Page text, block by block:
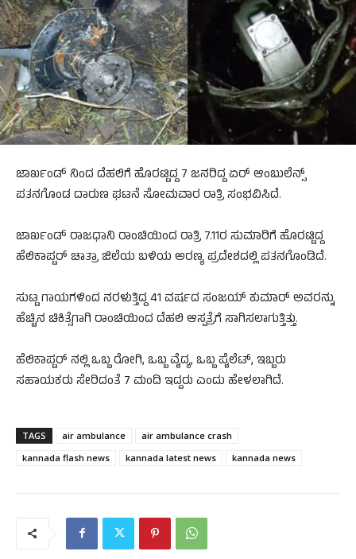
ಜಾರ್ಖಂಡ್‌ ನಿಂದ ದೆಹಲಿಗೆ ಹೊರಟ್ಟಿದ್ದ 7 ಜನರಿದ್ದ ಏರ್‌ ಆಂಬುಲೆನ್ಸ್‌
ಪತನಗೊಂಡ ದಾರುಣ ಘಟನೆ ಸೋಮವಾರ ರಾತ್ರಿ ಸಂಭವಿಸಿದೆ.
ಜಾರ್ಖಂಡ್‌ ರಾಜಧಾನಿ ರಾಂಚಿಯಿಂದ ರಾತ್ರಿ 7.11ರ ಸುಮಾರಿಗೆ ಹೊರಟ್ಟಿದ್ದ
ಹೆಲಿಕಾಪ್ಟರ್‌ ಚಾತ್ರಾ ಜಿಲೆಯ ಬಳಿಯ ಅರಣ್ಯ ಪ್ರದೇಶದಲ್ಲಿ ಪತನಗೊಂಡಿದೆ.
ಸುಟ್ಟ ಗಾಯಗಳಿಂದ ನರಳುತ್ತಿದ್ದ 41 ವರ್ಷದ ಸಂಜಯ್‌ ಕುಮಾರ್‌ ಅವರನ್ನು
ಹೆಚ್ಚಿನ ಚಿಕಿತ್ಸೆಗಾಗಿ ರಾಂಚಿಯಿಂದ ದೆಹಲಿ ಆಸ್ಪತ್ರೆಗೆ ಸಾಗಿಸಲಾಗುತ್ತಿತ್ತು.
ಹೆಲಿಕಾಪ್ಟರ್‌ ನಲ್ಲಿ ಒಬ್ಬ ರೋಗಿ, ಒಬ್ಬ ವೈದ್ಯ, ಒಬ್ಬ ಪೈಲೆಟ್‌, ಇಬ್ಬರು
ಸಹಾಯಕರು ಸೇರಿದಂತೆ 7 ಮಂದಿ ಇದ್ದರು ಎಂದು ಹೇಳಲಾಗಿದೆ.
TAGS air ambulance
air ambulance crash
kannada flash news
kannada latest news kannada news